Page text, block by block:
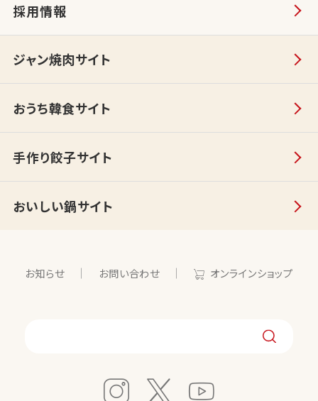
採用情報
ジャン焼肉サイト
おうち韓食サイト
手作り餃子サイト
おいしい鍋サイト
お知らせ お問い合わせ オンラインショップ